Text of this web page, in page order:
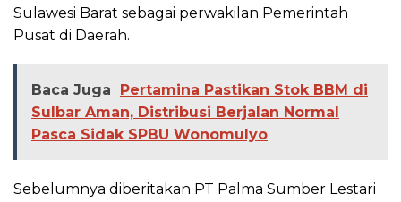
Sulawesi Barat sebagai perwakilan Pemerintah
Pusat di Daerah.
Baca Juga
Pertamina Pastikan Stok BBM di
Sulbar Aman, Distribusi Berjalan Normal
Pasca Sidak SPBU Wonomulyo
Sebelumnya diberitakan PT Palma Sumber Lestari